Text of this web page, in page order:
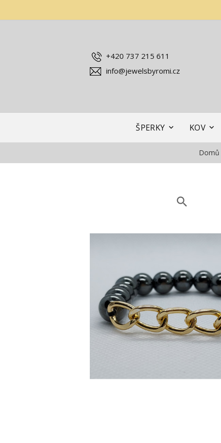
+420 737 215 611
info@jewelsbyromi.cz
ŠPERKY KOV
Domů
search